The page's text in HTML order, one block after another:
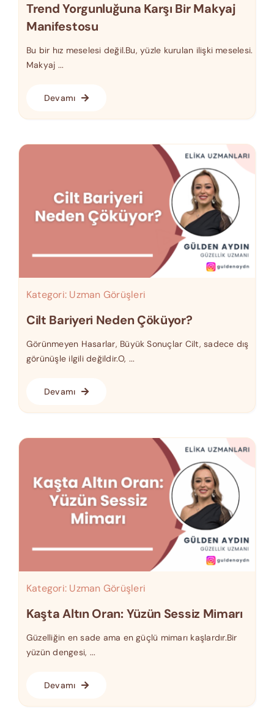
Trend Yorgunluğuna Karşı Bir Makyaj
Manifestosu
Bu bir hız meselesi değil.Bu, yüzle kurulan ilişki meselesi.
Makyaj ...
Devamı
Kategori: Uzman Görüşleri
Cilt Bariyeri Neden Çöküyor?
Görünmeyen Hasarlar, Büyük Sonuçlar Cilt, sadece dış
görünüşle ilgili değildir.O, ...
Devamı
Kategori: Uzman Görüşleri
Kaşta Altın Oran: Yüzün Sessiz Mimarı
Güzelliğin en sade ama en güçlü mimarı kaşlardır.Bir
yüzün dengesi, ...
Devamı